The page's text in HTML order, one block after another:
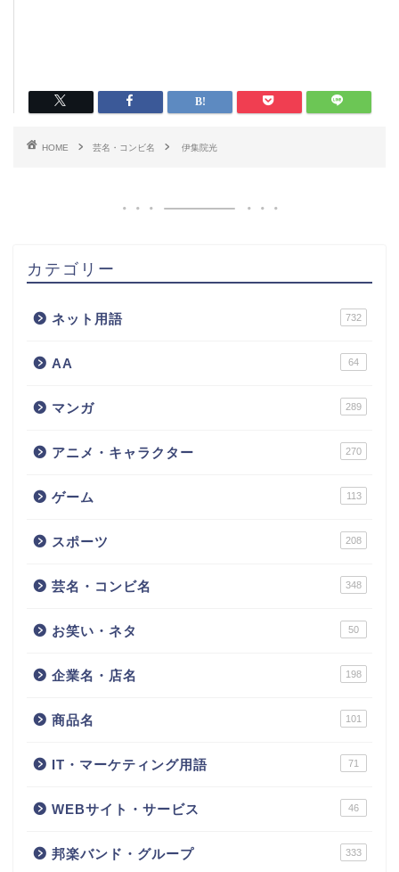
HOME 芸名・コンビ名 伊集院光
カテゴリー
ネット用語 732
AA 64
マンガ 289
アニメ・キャラクター 270
ゲーム 113
スポーツ 208
芸名・コンビ名 348
お笑い・ネタ 50
企業名・店名 198
商品名 101
IT・マーケティング用語 71
WEBサイト・サービス 46
邦楽バンド・グループ 333